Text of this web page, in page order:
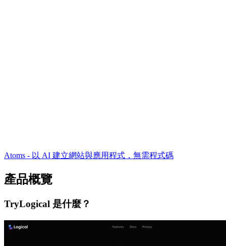
Atoms - 以 AI 建立網站與應用程式，無需程式碼
產品概覽
TryLogical 是什麼？